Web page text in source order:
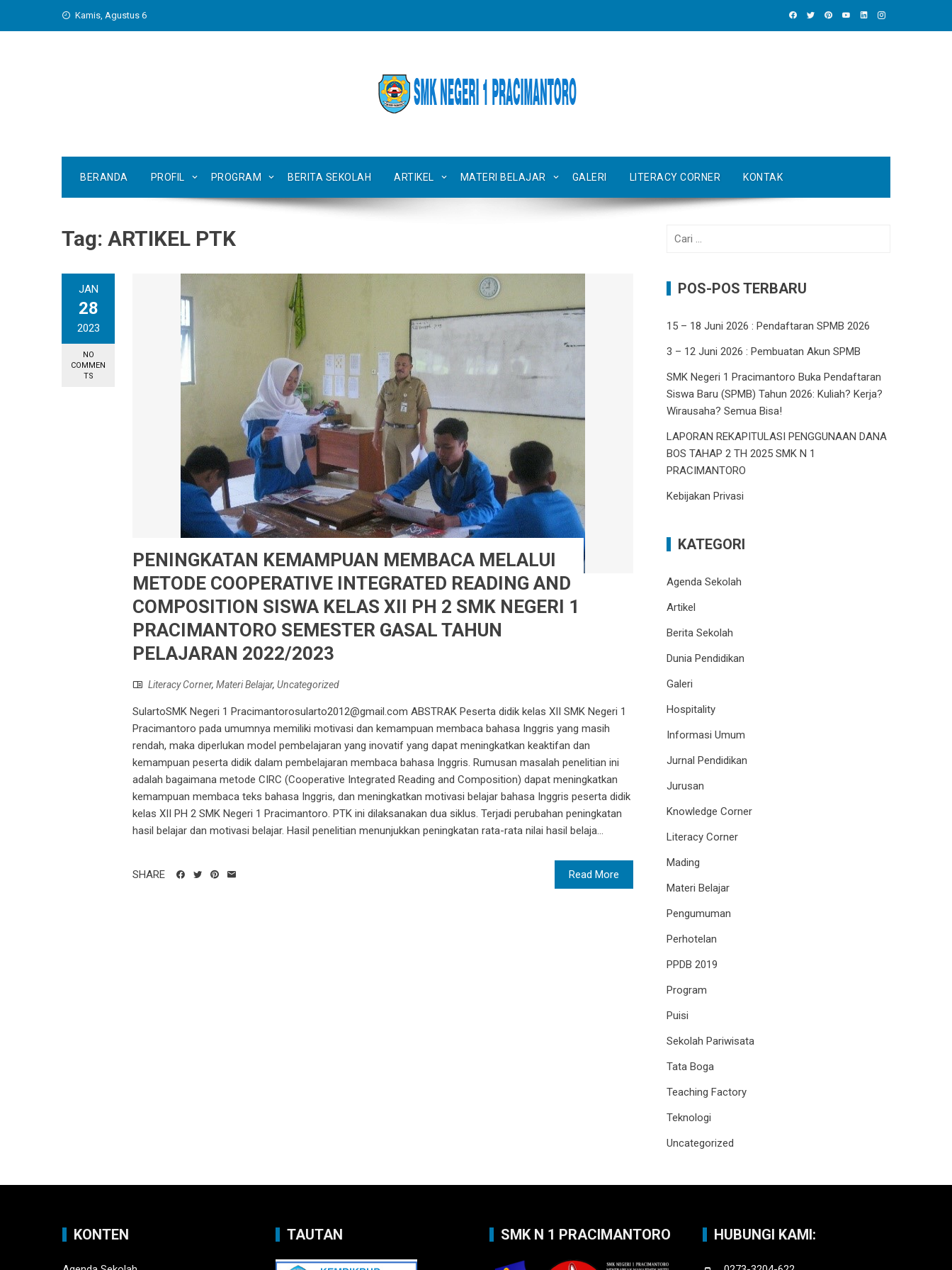
Kamis, Agustus 6
BERANDA PROFIL PROGRAM BERITA SEKOLAH ARTIKEL MATERI BELAJAR GALERI LITERACY CORNER KONTAK
Tag: ARTIKEL PTK
JAN
28
2023
NO
COMMEN
TS
PENINGKATAN KEMAMPUAN MEMBACA MELALUI
METODE COOPERATIVE INTEGRATED READING AND
COMPOSITION SISWA KELAS XII PH 2 SMK NEGERI 1
PRACIMANTORO SEMESTER GASAL TAHUN
PELAJARAN 2022/2023
Literacy Corner, Materi Belajar, Uncategorized
SulartoSMK Negeri 1 Pracimantorosularto2012@gmail.com ABSTRAK Peserta didik kelas XII SMK Negeri 1
Pracimantoro pada umumnya memiliki motivasi dan kemampuan membaca bahasa Inggris yang masih
rendah, maka diperlukan model pembelajaran yang inovatif yang dapat meningkatkan keaktifan dan
kemampuan peserta didik dalam pembelajaran membaca bahasa Inggris. Rumusan masalah penelitian ini
adalah bagaimana metode CIRC (Cooperative Integrated Reading and Composition) dapat meningkatkan
kemampuan membaca teks bahasa Inggris, dan meningkatkan motivasi belajar bahasa Inggris peserta didik
kelas XII PH 2 SMK Negeri 1 Pracimantoro. PTK ini dilaksanakan dua siklus. Terjadi perubahan peningkatan
hasil belajar dan motivasi belajar. Hasil penelitian menunjukkan peningkatan rata-rata nilai hasil belaja...
Read More
SHARE
Cari
POS-POS TERBARU
15 – 18 Juni 2026 : Pendaftaran SPMB 2026
3 – 12 Juni 2026 : Pembuatan Akun SPMB
SMK Negeri 1 Pracimantoro Buka Pendaftaran
Siswa Baru (SPMB) Tahun 2026: Kuliah? Kerja?
Wirausaha? Semua Bisa!
LAPORAN REKAPITULASI PENGGUNAAN DANA
BOS TAHAP 2 TH 2025 SMK N 1
PRACIMANTORO
Kebijakan Privasi
KATEGORI
Agenda Sekolah
Artikel
Berita Sekolah
Dunia Pendidikan
Galeri
Hospitality
Informasi Umum
Jurnal Pendidikan
Jurusan
Knowledge Corner
Literacy Corner
Mading
Materi Belajar
Pengumuman
Perhotelan
PPDB 2019
Program
Puisi
Sekolah Pariwisata
Tata Boga
Teaching Factory
Teknologi
Uncategorized
KONTEN TAUTAN SMK N 1 PRACIMANTORO HUBUNGI KAMI: